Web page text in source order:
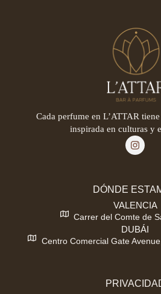
Cada perfume en L’ATTAR
inspirada en culturas y
DÓNDE
VALENCIA
Carrer del Comte de
DUBÁI
Centro Comercial Gate